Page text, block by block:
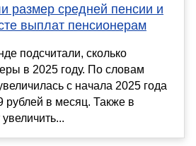
размер средней пенсии и
выплат пенсионерам
подсчитали, сколько
в 2025 году. По словам
с начала 2025 года
рублей в месяц. Также в